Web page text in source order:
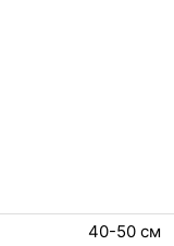
40-50 см